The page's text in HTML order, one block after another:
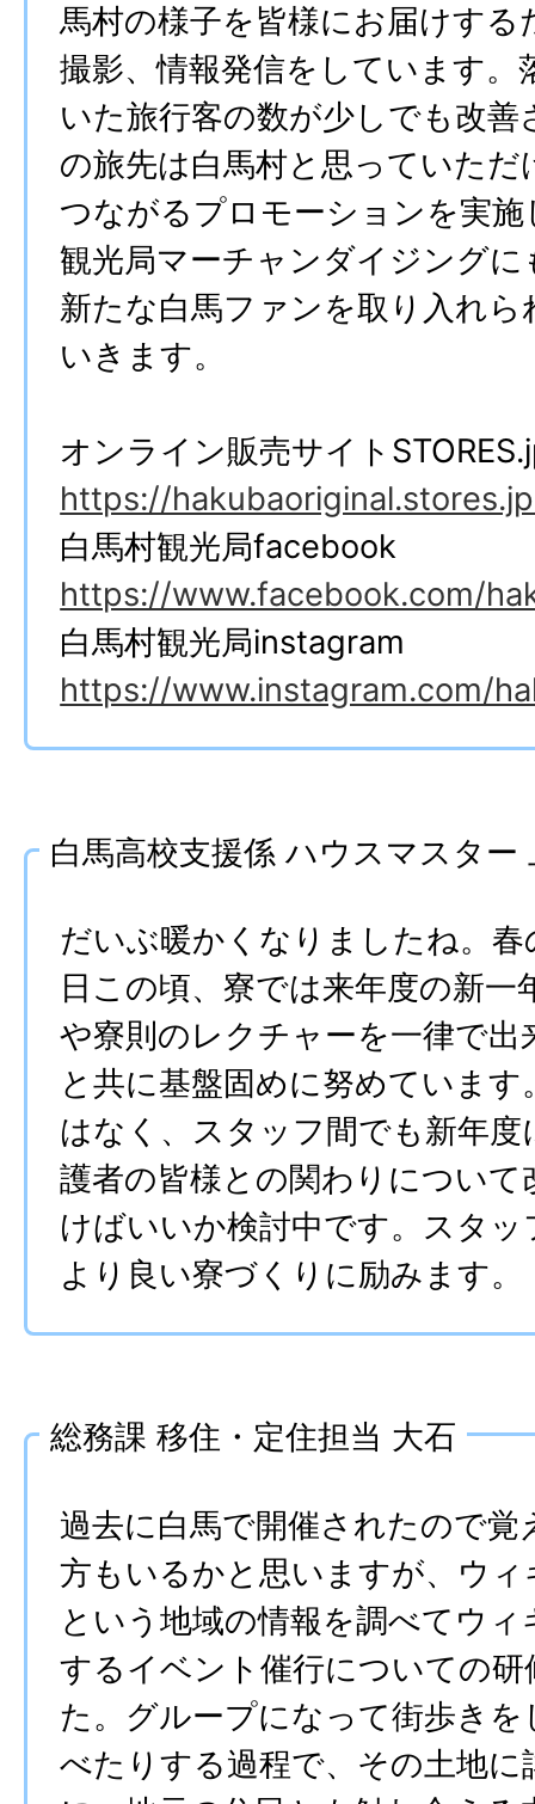
馬村の様子を皆様にお届けする
撮影、情報発信をしています。
いた旅行客の数が少しでも改
の旅先は白馬村と思っていた
つながるプロモーションを実
観光局マーチャンダイジングに
新たな白馬ファンを取り入れ
いきます。
オンライン販売サイト
https://
白馬村観光局facebook
https://www.facebook.com/
白馬村観光局instagram
https://www.instagram.com/
白馬高校支援係 ハウスマスター
だいぶ暖かくなりましたね。
日この頃、寮では来年度の新一
や寮則のレクチャーを一律で出
と共に基盤固めに努めていま
はなく、スタッフ間でも新年度
護者の皆様との関わりについ
けばいいか検討中です。スタッ
より良い寮づくりに励みます。
総務課 移住・定住担当 大石
過去に白馬で開催されたので
方もいるかと思いますが、ウ
という地域の情報を調べてウ
するイベント催行についての
た。グループになって街歩き
べたりする過程で、その土地